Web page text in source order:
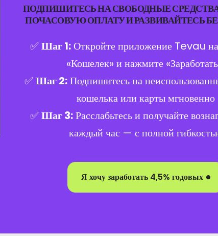
ПОДПИШИТЕСЬ НА СВОБОДНЫЕ
ПОЧАСОВУЮ ОПЛАТУ И РАЗВИВАЙТЕСЬ
✅Шаг 1:Откройте приложение Tevau
«Кошелек» и нажмите
✅Шаг 2:Подпишитесь на
кошелька или карты мгновенно
✅Шаг 3:Расслабьтесь и получайте
каждый час — с полной
Я хочу заработать 4,5% годовых